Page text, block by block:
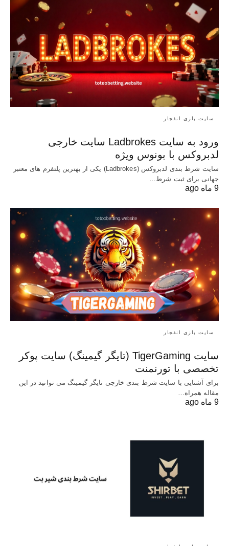
سایت بازی انفجار
ورود به سایت Ladbrokes سایت خارجی
لدبروکس با بونوس ویژه
سایت شرط بندی لدبروکس (Ladbrokes) یکی از بهترین پلتفرم های معتبر
جهانی برای ثبت شرط…
9 ماه ago
سایت بازی انفجار
سایت TigerGaming (تایگر گیمینگ) سایت پوکر
تخصصی با تورنمنت
برای آشنایی با سایت شرط بندی خارجی تایگر گیمینگ می توانید در این
مقاله همراه…
9 ماه ago